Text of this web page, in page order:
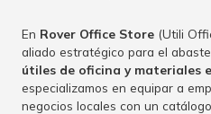
En Rover Office Store (Utili
aliado estratégico para el
útiles de oficina y materiales
especializamos en equipar a
negocios locales con un